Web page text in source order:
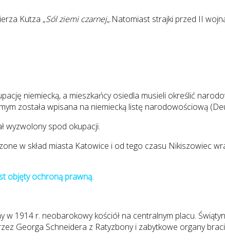
Kutza „Sól ziemi czarnej„.Natomiast strajki przed II
niemiecką, a mieszkańcy osiedla musieli określić
została wpisana na niemiecką listę narodowościową
wyzwolony spod okupacji.
w skład miasta Katowice i od tego czasu Nikiszowiec
objęty ochroną prawną.
1914 r. neobarokowy kościół na centralnym placu.
Georga Schneidera z Ratyzbony i zabytkowe organy